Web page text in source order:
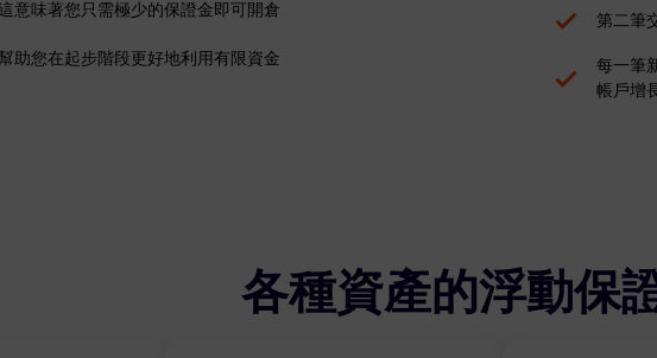
這意味著您只需極少的保證金即可開倉
助您在起步階段更好地利用有限資金
第二筆
每一筆
帳戶增
各種資產的浮動保